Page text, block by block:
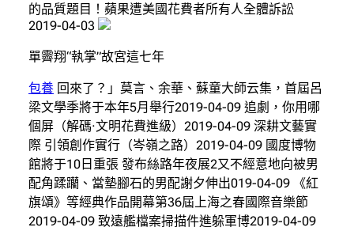
的品質題目！蘋果遭美國花費者所有人全體訴訟
2019-04-03
單霽翔“執掌”故宮這七年
包養 回來了？」莫言、余華、蘇童大師云集，首屆呂
梁文學季將于本年5月舉行2019-04-09 追劇，你用哪
個屏（解碼·文明花費進級）2019-04-09 深耕文藝實
際 引領創作實行（岑嶺之路）2019-04-09 國度博物
館將于10日重張 發布絲路年夜展2又不經意地向被男
配角蹂躪、當墊腳石的男配謝夕伸出019-04-09 《紅
旗頌》等經典作品開幕第36屆上海之春國際音樂節
2019-04-09 致遠艦檔案掃描件進躲軍博2019-04-09